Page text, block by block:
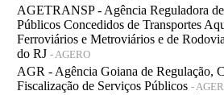
AGETRANSP - Agência Reguladora
Públicos Concedidos de Transportes
Ferroviários e Metroviários e de
do RJ - AGERO
AGR - Agência Goiana de Regulação,
Fiscalização de Serviços Públicos -